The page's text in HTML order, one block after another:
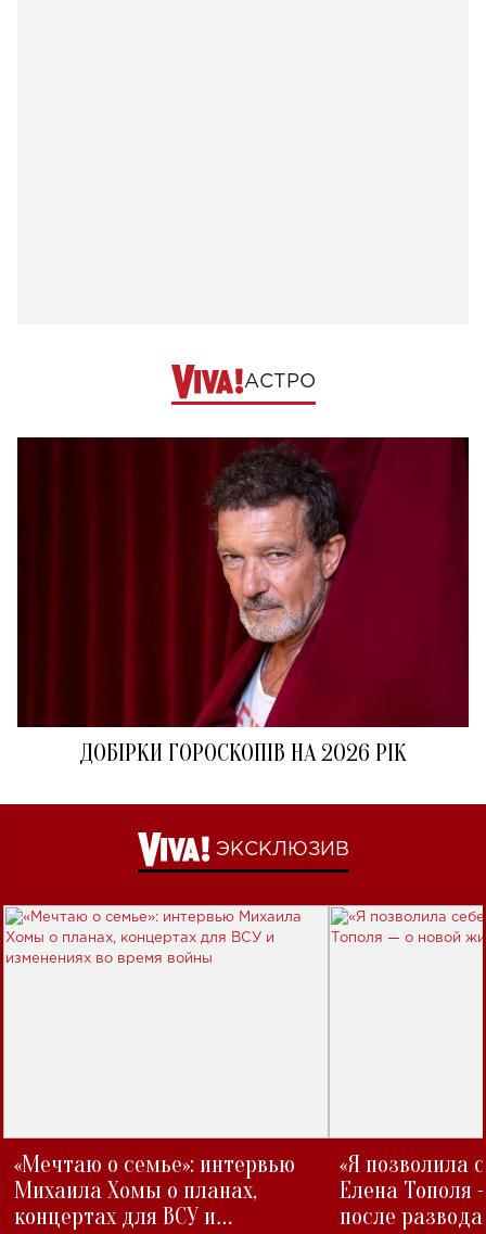
АСТРО
ДОБІРКИ ГОРОСКОПІВ НА 2026 РІК
ЭКСКЛЮЗИВ
«Мечтаю о семье»: интервью
Михаила Хомы о планах,
концертах для ВСУ и
«Я позволила
Елена Тополя
после развода